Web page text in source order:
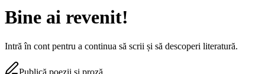
Bine ai revenit!
Intră în cont pentru a continua să scrii și să descoperi literatură.
Publică poezii și proză